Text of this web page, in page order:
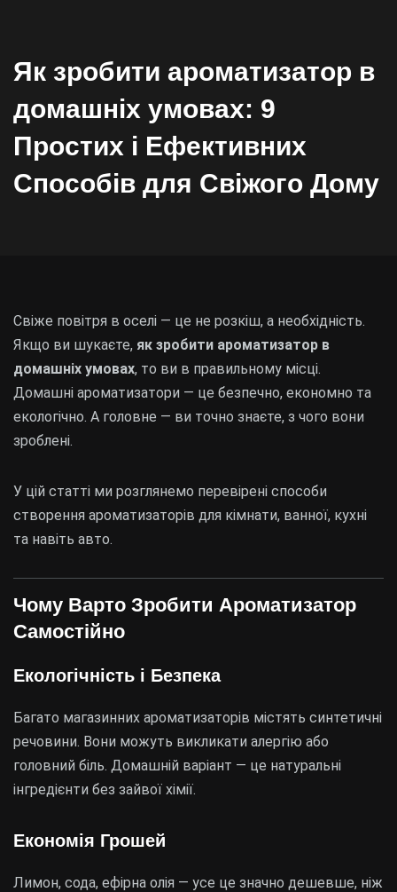
Як зробити ароматизатор в
домашніх умовах: 9
Простих і Ефективних
Способів для Свіжого Дому
Свіже повітря в оселі — це не розкіш, а необхідність.
Якщо ви шукаєте, як зробити ароматизатор в
домашніх умовах, то ви в правильному місці.
Домашні ароматизатори — це безпечно, економно та
екологічно. А головне — ви точно знаєте, з чого вони
зроблені.
У цій статті ми розглянемо перевірені способи
створення ароматизаторів для кімнати, ванної, кухні
та навіть авто.
Чому Варто Зробити Ароматизатор
Самостійно
Екологічність і Безпека
Багато магазинних ароматизаторів містять синтетичні
речовини. Вони можуть викликати алергію або
головний біль. Домашній варіант — це натуральні
інгредієнти без зайвої хімії.
Економія Грошей
Лимон, сода, ефірна олія — усе це значно дешевше, ніж